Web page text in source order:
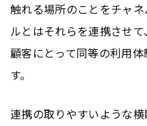
触れる場所のことをチャネ
ルとはそれらを連携させ
顧客にとって同等の利用
す。
連携の取りやすいような